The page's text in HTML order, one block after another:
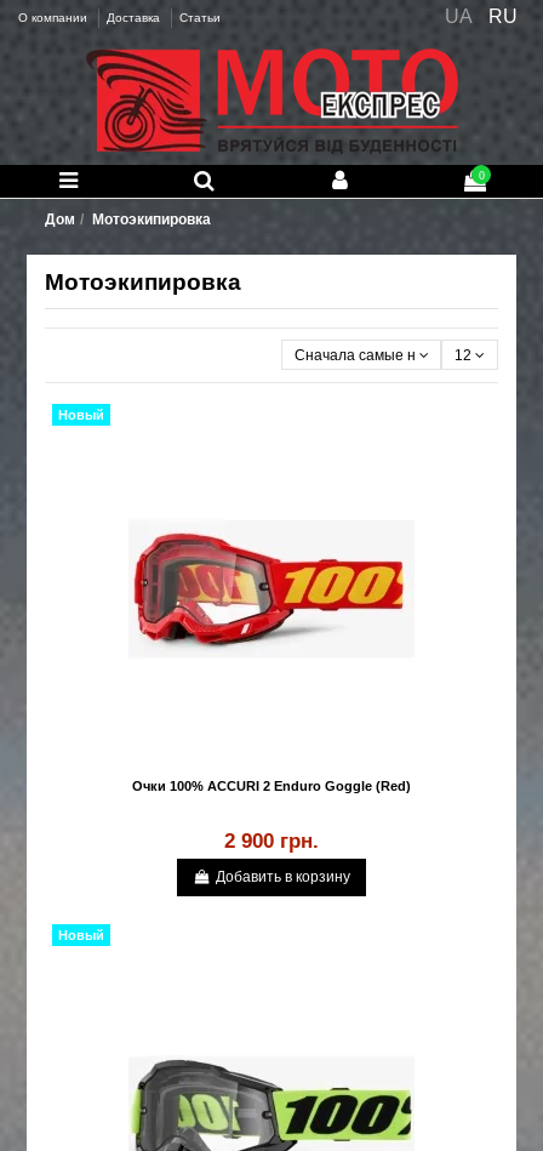
О компании Доставка Статьи UA RU
0
Дом Мотоэкипировка
Мотоэкипировка
Сначала самые новые 12
Новый
Очки 100% ACCURI 2 Enduro Goggle (Red)
2 900 грн.
Добавить в корзину
Новый